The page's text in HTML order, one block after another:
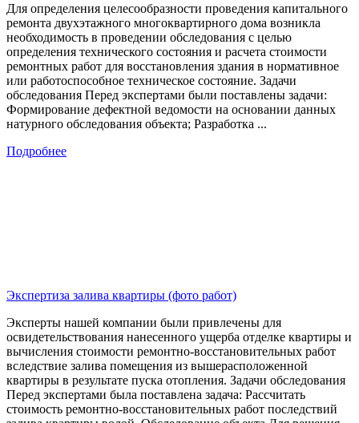
Для определения целесообразности проведения капитального
ремонта двухэтажного многоквартирного дома возникла
необходимость в проведении обследования с целью
определения технического состояния и расчета стоимости
ремонтных работ для восстановления здания в нормативное
или работоспособное техническое состояние. Задачи
обследования Перед экспертами были поставлены задачи:
Формирование дефектной ведомости на основании данных
натурного обследования объекта; Разработка ...
Подробнее
Экспертиза залива квартиры (фото работ)
Эксперты нашей компании были привлечены для
освидетельствования нанесенного ущерба отделке квартиры и
вычисления стоимости ремонтно-восстановительных работ
вследствие залива помещения из вышерасположенной
квартиры в результате пуска отопления. Задачи обследования
Перед экспертами была поставлена задача: Рассчитать
стоимость ремонтно-восстановительных работ последствий